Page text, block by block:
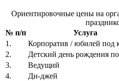
Ориентировочные цены на
№ п/п
Услуга
1.
Корпоратив / юбилей под
2.
Детский день рождения
3.
Ведущий
4.
Ди-джей